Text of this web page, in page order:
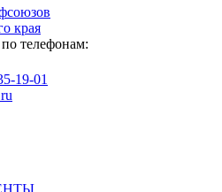
края
телефонам:
19-01